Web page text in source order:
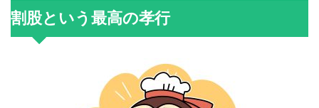
割股という最高の孝行